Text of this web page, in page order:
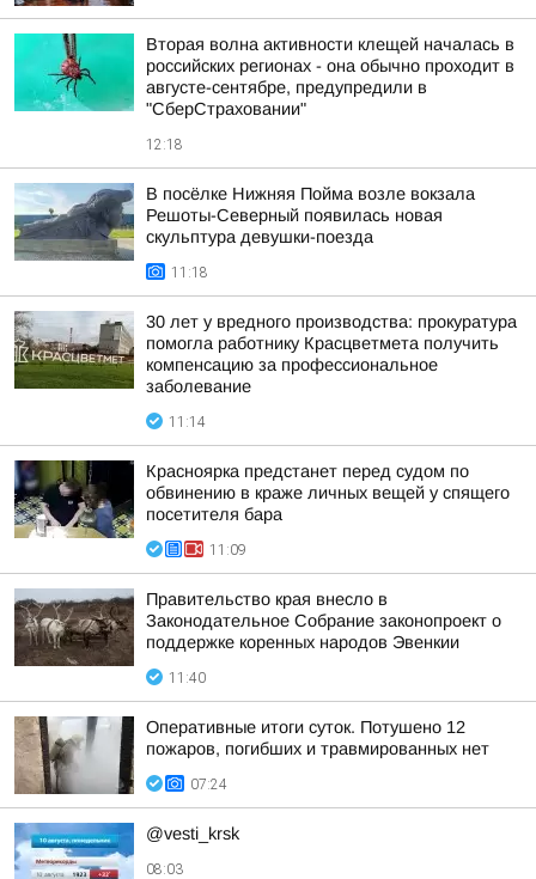
Вторая волна активности клещей началась в
российских регионах - она обычно проходит в
августе-сентябре, предупредили в
"СберСтраховании"
12:18
В посёлке Нижняя Пойма возле вокзала
Решоты-Северный появилась новая
скульптура девушки-поезда
11:18
30 лет у вредного производства: прокуратура
помогла работнику Красцветмета получить
компенсацию за профессиональное
заболевание
11:14
Красноярка предстанет перед судом по
обвинению в краже личных вещей у спящего
посетителя бара
11:09
Правительство края внесло в
Законодательное Собрание законопроект о
поддержке коренных народов Эвенкии
11:40
Оперативные итоги суток. Потушено 12
пожаров, погибших и травмированных нет
07:24
@vesti_krsk
08:03